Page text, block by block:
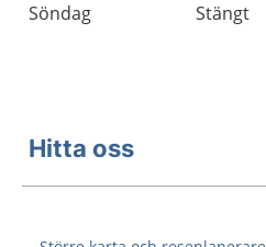
Söndag
Stängt
Hitta oss